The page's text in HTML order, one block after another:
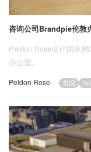
咨询公司Brandpie伦敦
Peldon Rose设计团队
办公室。
Peldon Rose 英国 办